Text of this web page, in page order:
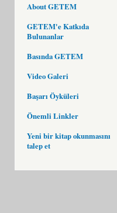
About GETEM
GETEM'e Katkıda
Bulunanlar
Basında GETEM
Video Galeri
Başarı Öyküleri
Önemli Linkler
Yeni bir kitap okunmasını
talep et